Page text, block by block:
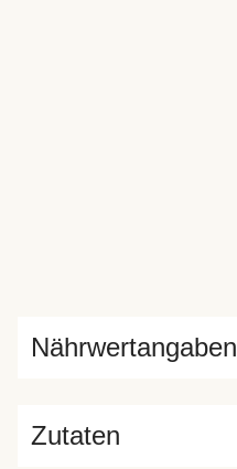
Zutaten
Nährwertangaben